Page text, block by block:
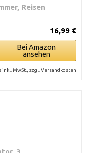
Reisen
16,99 €
Bei Amazon
ansehen
inkl. MwSt., zzgl. Versandkosten